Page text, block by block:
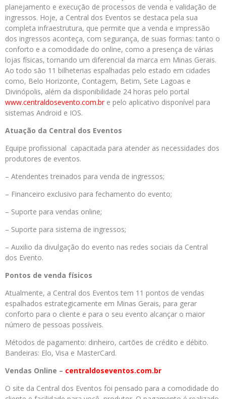
planejamento e execução de processos de venda e validação de
ingressos. Hoje, a Central dos Eventos se destaca pela sua
completa infraestrutura, que permite que a venda e impressão
dos ingressos aconteça, com segurança, de suas formas: tanto o
conforto e a comodidade do online, como a presença de várias
lojas físicas, tornando um diferencial da marca em Minas Gerais.
Ao todo são 11 bilheterias espalhadas pelo estado em cidades
como, Belo Horizonte, Contagem, Betim, Sete Lagoas e
Divinópolis, além da disponibilidade 24 horas pelo portal
www.centraldosevento.com.bre pelo aplicativo disponível para
sistemas Android e IOS.
Atuação da Central dos Eventos
Equipe profissional capacitada para atender as necessidades dos
produtores de eventos.
– Atendentes treinados para venda de ingressos;
– Financeiro exclusivo para fechamento do evento;
– Suporte para vendas online;
– Suporte para sistema de ingressos;
– Auxilio da divulgação do evento nas redes sociais da Central
dos Evento.
Pontos de venda físicos
Atualmente, a Central dos Eventos tem 11 pontos de vendas
espalhados estrategicamente em Minas Gerais, para gerar
conforto para o cliente e para o seu evento alcançar o maior
número de pessoas possíveis.
Métodos de pagamento: dinheiro, cartões de crédito e débito.
Bandeiras: Elo, Visa e MasterCard.
Vendas Online – centraldoseventos.com.br
O site da Central dos Eventos foi pensado para a comodidade do